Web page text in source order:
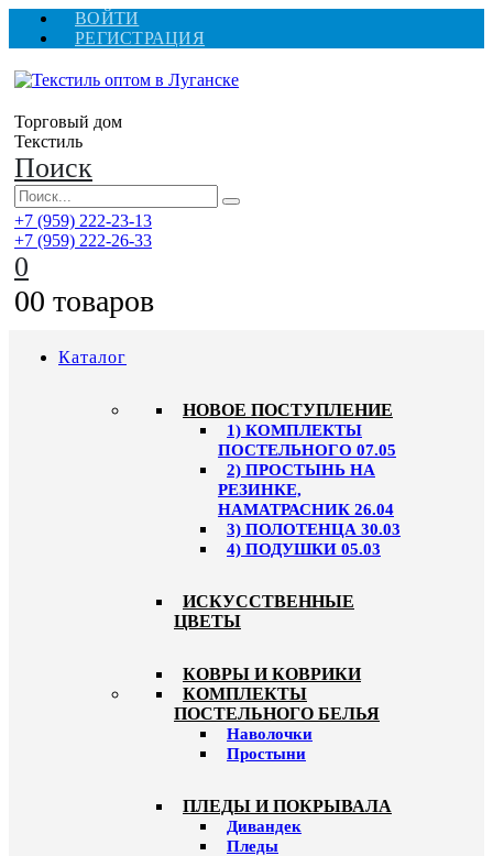
ВОЙТИ
РЕГИСТРАЦИЯ
Торговый дом
Текстиль
Поиск
+7 (959) 222-23-13
+7 (959) 222-26-33
0
00 товаров
Каталог
HОВОЕ ПОСТУПЛЕНИЕ
1) КОМПЛЕКТЫ
ПОСТЕЛЬНОГО 07.05
2) ПРОСТЫНЬ НА
РЕЗИНКЕ,
НАМАТРАСНИК 26.04
3) ПОЛОТЕНЦА 30.03
4) ПОДУШКИ 05.03
ИСКУССТВЕННЫЕ
ЦВЕТЫ
КОВРЫ И КОВРИКИ
КОМПЛЕКТЫ
ПОСТЕЛЬНОГО БЕЛЬЯ
Наволочки
Простыни
ПЛЕДЫ И ПОКРЫВАЛА
Дивандек
Пледы